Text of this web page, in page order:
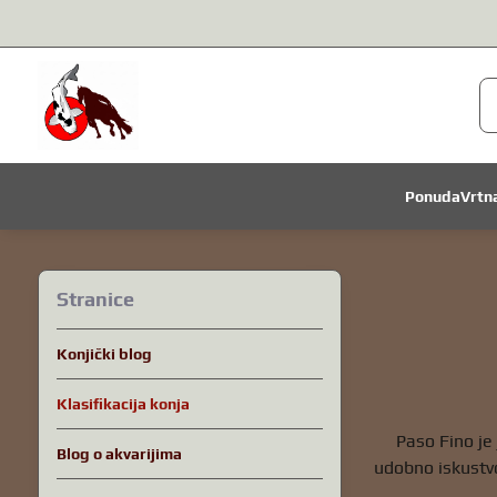
Ponuda
Paso Fino
udobno
Stranice
Konjički blog
Klasifikacija konja
Blog o akvarijima